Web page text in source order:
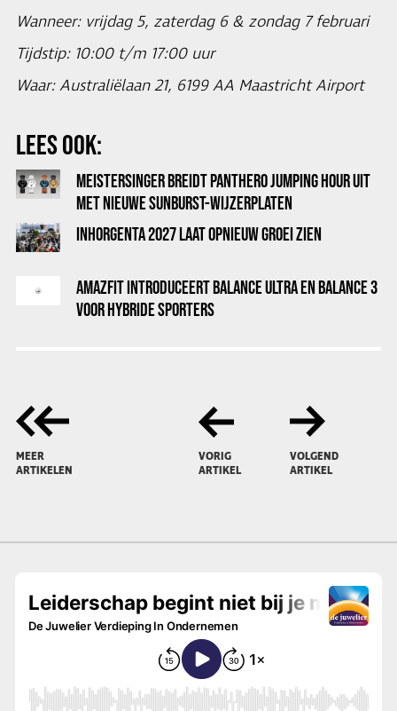
Wanneer: vrijdag 5, zaterdag 6 & zondag 7 februari
Tijdstip: 10:00 t/m 17:00 uur
Waar: Australiëlaan 21, 6199 AA Maastricht Airport
LEES OOK:
MEISTERSINGER BREIDT PANTHERO JUMPING HOUR UIT
MET NIEUWE SUNBURST-WIJZERPLATEN
INHORGENTA 2027 LAAT OPNIEUW GROEI ZIEN
AMAZFIT INTRODUCEERT BALANCE ULTRA EN BALANCE 3
VOOR HYBRIDE SPORTERS
MEER
ARTIKELEN
VORIG
ARTIKEL
VOLGEND
ARTIKEL